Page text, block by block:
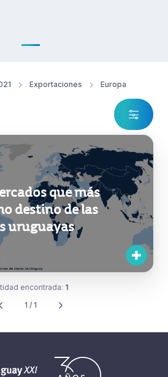
Exportaciones Europa
que más
destino de las
uruguayas
encontrada: 1
1 / 1